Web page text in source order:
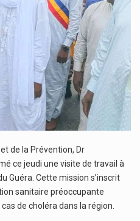
de la Prévention, Dr
ce jeudi une visite de travail à
Guéra. Cette mission s’inscrit
sanitaire préoccupante
de choléra dans la région.